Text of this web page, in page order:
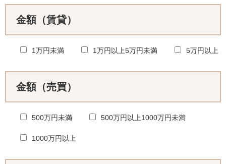
金額（賃貸）
1万円未満 1万円以上5万円未満 5万円以上
金額（売買）
500万円未満 500万円以上1000万円未満
1000万円以上